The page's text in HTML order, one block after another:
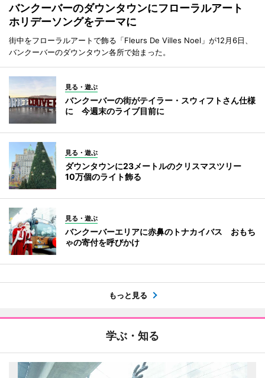
バンクーバーのダウンタウンにフローラルアート
ホリデーソングをテーマに
街中をフローラルアートで飾る「Fleurs De Villes Noel」が12月6日、
バンクーバーのダウンタウン各所で始まった。
見る・遊ぶ
バンクーバーの街がテイラー・スウィフトさん仕様
に 今週末のライブ目前に
見る・遊ぶ
ダウンタウンに23メートルのクリスマスツリー
10万個のライト飾る
見る・遊ぶ
バンクーバーエリアに赤鼻のトナカイバス おもち
ゃの寄付を呼びかけ
もっと見る
学ぶ・知る